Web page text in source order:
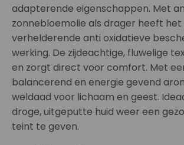
adapterende eigenschappen. Met
zonnebloemolie als drager heeft het
verhelderende anti oxidatieve
werking. De zijdeachtige, fluwelige
en zorgt direct voor comfort. Met
balancerend en energie gevend
weldaad voor lichaam en geest.
droge, uitgeputte huid weer een
teint te geven.